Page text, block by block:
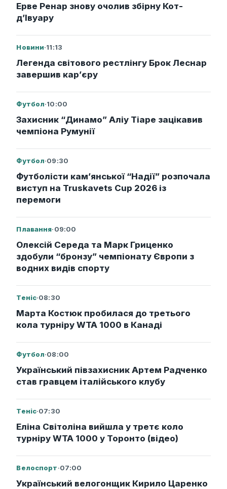
Ерве Ренар знову очолив збірну Кот-
д’Івуару
Новини·11:13
Легенда світового рестлінгу Брок Леснар
завершив кар’єру
Футбол·10:00
Захисник “Динамо” Аліу Тіаре зацікавив
чемпіона Румунії
Футбол·09:30
Футболісти кам’янської “Надії” розпочала
виступ на Truskavets Cup 2026 із
перемоги
Плавання·09:00
Олексій Середа та Марк Гриценко
здобули “бронзу” чемпіонату Європи з
водних видів спорту
Теніс·08:30
Марта Костюк пробилася до третього
кола турніру WTA 1000 в Канаді
Футбол·08:00
Український півзахисник Артем Радченко
став гравцем італійського клубу
Теніс·07:30
Еліна Світоліна вийшла у третє коло
турніру WTA 1000 у Торонто (відео)
Велоспорт·07:00
Український велогонщик Кирило Царенко